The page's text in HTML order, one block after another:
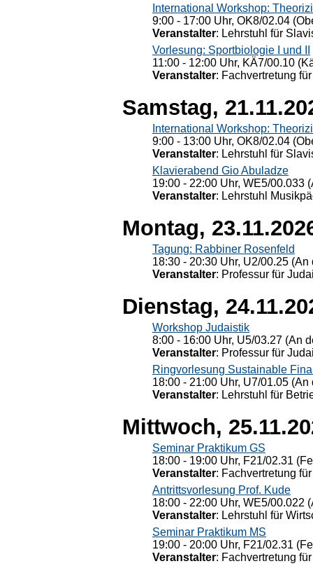
International Workshop:
9:00 - 17:00 Uhr, OK8/02.04
Veranstalter: Lehrstuhl für
Vorlesung: Sportbiologie I und II
11:00 - 12:00 Uhr, KÄ7/00.10
Veranstalter: Fachvertretung
Samstag,
International Workshop:
9:00 - 13:00 Uhr, OK8/02.04
Veranstalter: Lehrstuhl für
Klavierabend Gio Abuladze
19:00 - 22:00 Uhr, WE5/00.033
Veranstalter: Lehrstuhl
Montag,
Tagung: Rabbiner Rosenfeld
18:30 - 20:30 Uhr, U2/00.25
Veranstalter: Professur für
Dienstag,
Workshop Judaistik
8:00 - 16:00 Uhr, U5/03.27 (An
Veranstalter: Professur für
Ringvorlesung Sustainable
18:00 - 21:00 Uhr, U7/01.05
Veranstalter: Lehrstuhl für
Mittwoch,
Seminar Praktikum GS
18:00 - 19:00 Uhr, F21/02.31
Veranstalter: Fachvertretung
Antrittsvorlesung Prof. Kude
18:00 - 22:00 Uhr, WE5/00.022
Veranstalter: Lehrstuhl für
Seminar Praktikum MS
19:00 - 20:00 Uhr, F21/02.31
Veranstalter: Fachvertretung